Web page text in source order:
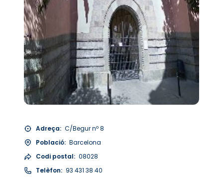
Adreça: C/Begur nº 8
Població: Barcelona
Codi postal: 08028
Telèfon: 93 431 38 40